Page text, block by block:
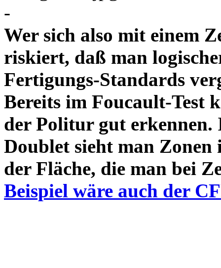
-
Wer sich also mit einem
riskiert, daß man
Fertigungs-Standards
Bereits im Foucault-Test
der Politur gut
Doublet sieht man Zonen
der Fläche, die man bei
Beispiel wäre auch der